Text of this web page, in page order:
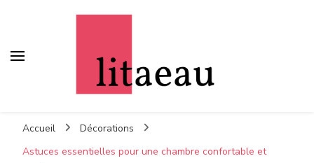
Accueil
Décorations
Astuces essentielles pour une chambre confortable et